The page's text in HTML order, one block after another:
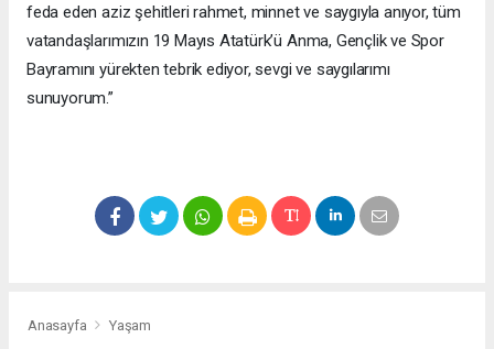
feda eden aziz şehitleri rahmet, minnet ve saygıyla anıyor, tüm
vatandaşlarımızın 19 Mayıs Atatürk’ü Anma, Gençlik ve Spor
Bayramını yürekten tebrik ediyor, sevgi ve saygılarımı
sunuyorum.”
Anasayfa Yaşam